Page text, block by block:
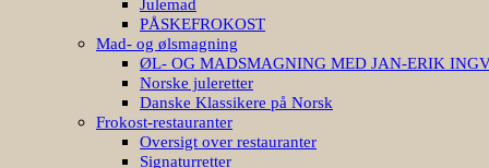
Julemad
PÅSKEFROKOST
Mad- og ølsmagning
ØL- OG MADSMAGNING MED JAN-ERIK
Norske juleretter
Danske Klassikere på Norsk
Frokost-restauranter
Oversigt over restauranter
Signaturretter